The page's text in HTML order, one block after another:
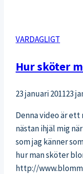
VARDAGLIGT
Hur sköter
23 januari 201123
Denna video är
nästan ihjäl mig
som jag känner
hur man sköter
http://